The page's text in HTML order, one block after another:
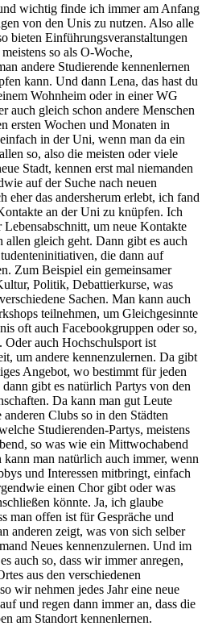
wichtig finde ich immer am Anfang
von den Unis zu nutzen. Also alle
bieten Einführungsveranstaltungen
so als O-Woche,
andere Studierende kennenlernen
kann. Und dann Lena, das hast du
Wohnheim oder in einer WG
auch gleich schon andere Menschen
ersten Wochen und Monaten in
in der Uni, wenn man da ein
so, also die meisten oder viele
Stadt, kennen erst mal niemanden
auf der Suche nach neuen
eher das andersherum erlebt, ich fand
an der Uni zu knüpfen. Ich
um neue Kontakte
gleich geht. Dann gibt es auch
die dann auf
Zum Beispiel ein gemeinsamer
Politik, Debattierkurse, was
Sachen. Man kann auch
teilnehmen, um Gleichgesinnte
oft auch Facebookgruppen oder so,
Oder auch Hochschulsport ist
um andere kennenzulernen. Da gibt
Angebot, wo bestimmt für jeden
gibt es natürlich Partys von den
Da kann man gut Leute
Clubs so in den Städten
Studierenden-Partys, meistens
so was wie ein Mittwochabend
man natürlich auch immer, wenn
und Interessen mitbringt, einfach
einen Chor gibt oder was
könnte. Ja, ich glaube
man offen ist für Gespräche und
anderen zeigt, was von sich selber
Neues kennenzulernen. Und im
auch so, dass wir immer anregen,
aus den verschiedenen
wir nehmen jedes Jahr eine neue
und regen dann immer an, dass die
am Standort kennenlernen.